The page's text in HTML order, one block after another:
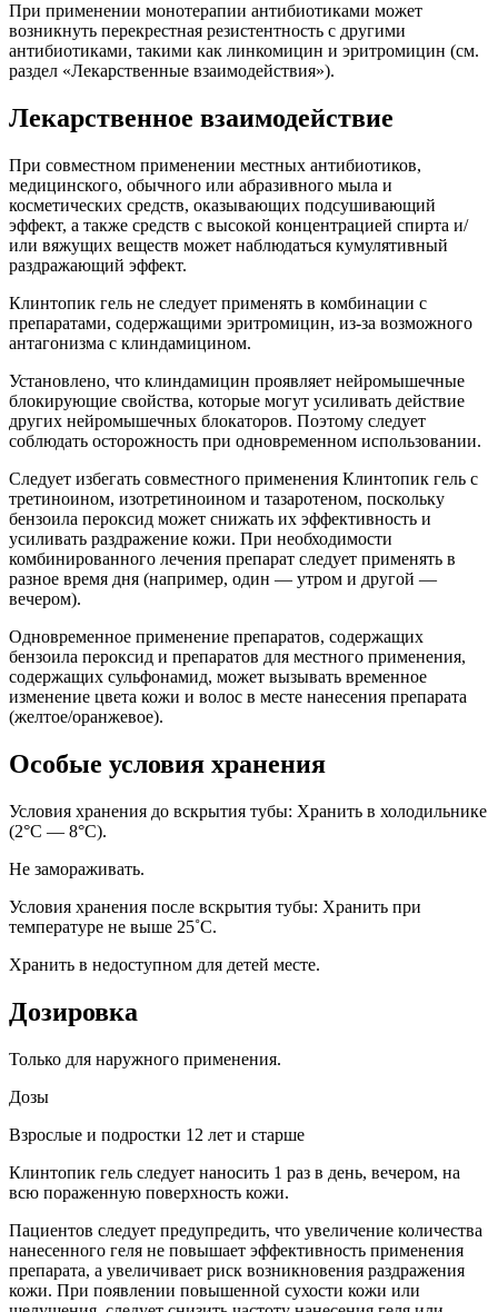
При применении монотерапии антибиотиками может
возникнуть перекрестная резистентность с другими
антибиотиками, такими как линкомицин и эритромицин (см.
раздел «Лекарственные взаимодействия»).
Лекарственное взаимодействие
При совместном применении местных антибиотиков,
медицинского, обычного или абразивного мыла и
косметических средств, оказывающих подсушивающий
эффект, а также средств с высокой концентрацией спирта и/
или вяжущих веществ может наблюдаться кумулятивный
раздражающий эффект.
Клинтопик гель не следует применять в комбинации с
препаратами, содержащими эритромицин, из-за возможного
антагонизма с клиндамицином.
Установлено, что клиндамицин проявляет нейромышечные
блокирующие свойства, которые могут усиливать действие
других нейромышечных блокаторов. Поэтому следует
соблюдать осторожность при одновременном использовании.
Следует избегать совместного применения Клинтопик гель с
третиноином, изотретиноином и тазаротеном, поскольку
бензоила пероксид может снижать их эффективность и
усиливать раздражение кожи. При необходимости
комбинированного лечения препарат следует применять в
разное время дня (например, один — утром и другой —
вечером).
Одновременное применение препаратов, содержащих
бензоила пероксид и препаратов для местного применения,
содержащих сульфонамид, может вызывать временное
изменение цвета кожи и волос в месте нанесения препарата
(желтое/оранжевое).
Особые условия хранения
Условия хранения до вскрытия тубы: Хранить в холодильнике
(2°C — 8°C).
Не замораживать.
Условия хранения после вскрытия тубы: Хранить при
температуре не выше 25˚С.
Хранить в недоступном для детей месте.
Дозировка
Только для наружного применения.
Дозы
Взрослые и подростки 12 лет и старше
Клинтопик гель следует наносить 1 раз в день, вечером, на
всю пораженную поверхность кожи.
Пациентов следует предупредить, что увеличение количества
нанесенного геля не повышает эффективность применения
препарата, а увеличивает риск возникновения раздражения
кожи. При появлении повышенной сухости кожи или